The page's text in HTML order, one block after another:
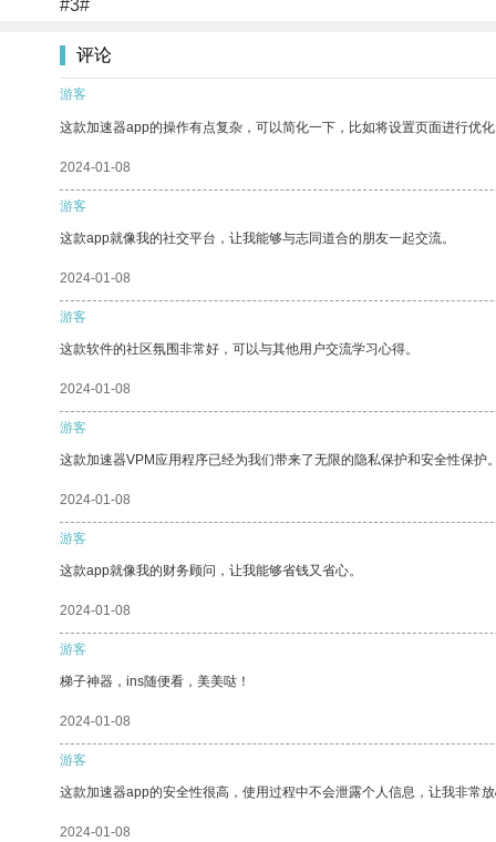
#3#
评论
游客
这款加速器app的操作有点复杂，可以简化一下，比如将设置页面进行优
2024-01-08
游客
这款app就像我的社交平台，让我能够与志同道合的朋友一起交流。
2024-01-08
游客
这款软件的社区氛围非常好，可以与其他用户交流学习心得。
2024-01-08
游客
这款加速器VPM应用程序已经为我们带来了无限的隐私保护和安全性保护
2024-01-08
游客
这款app就像我的财务顾问，让我能够省钱又省心。
2024-01-08
游客
梯子神器，ins随便看，美美哒！
2024-01-08
游客
这款加速器app的安全性很高，使用过程中不会泄露个人信息，让我非常
2024-01-08